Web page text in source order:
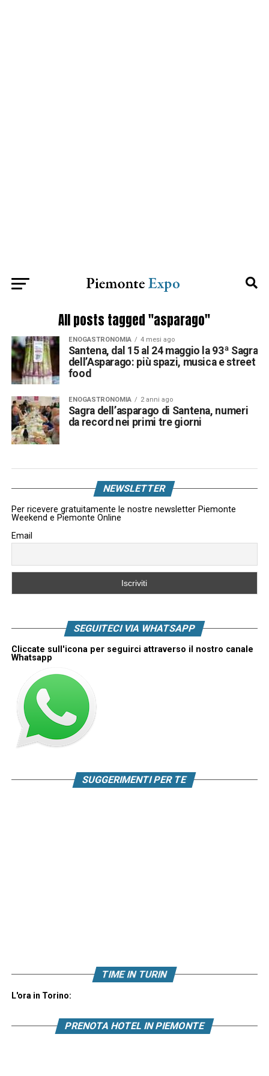
All posts tagged "asparago"
ENOGASTRONOMIA 4 mesi ago
Santena, dal 15 al 24 maggio la 93ª Sagra
dell’Asparago: più spazi, musica e street
food
ENOGASTRONOMIA 2 anni ago
Sagra dell’asparago di Santena, numeri
da record nei primi tre giorni
NEWSLETTER
Per ricevere gratuitamente le nostre newsletter Piemonte
Weekend e Piemonte Online
Email
SEGUITECI VIA WHATSAPP
Cliccate sull'icona per seguirci attraverso il nostro canale
Whatsapp
SUGGERIMENTI PER TE
TIME IN TURIN
L'ora in Torino:
PRENOTA HOTEL IN PIEMONTE